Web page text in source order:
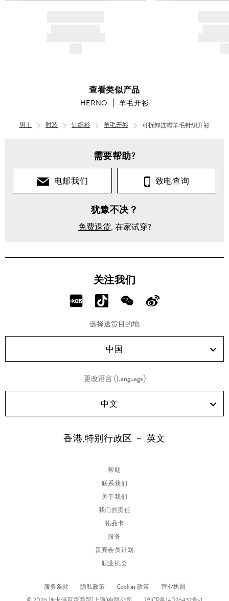
查看类似产品
HERNO 羊毛开衫
男士 时装 针织衫 羊毛开衫 可拆卸连帽羊毛针织开衫
需要帮助?
电邮我们 致电查询
犹豫不决？
免费退货, 在家试穿?
关注我们
分
RED!
分
享
Douyin!
分
享
WeChat!
分
Weibo!
选择送货目的地
中国
更改语言 (Language)
中文
香港,特别行政区 － 英文
帮助
联系我们
关于我们
我们的责任
礼品卡
服务
贵宾会员计划
职业机会
服务条款 隐私政策 Cookies 政策
营业执照